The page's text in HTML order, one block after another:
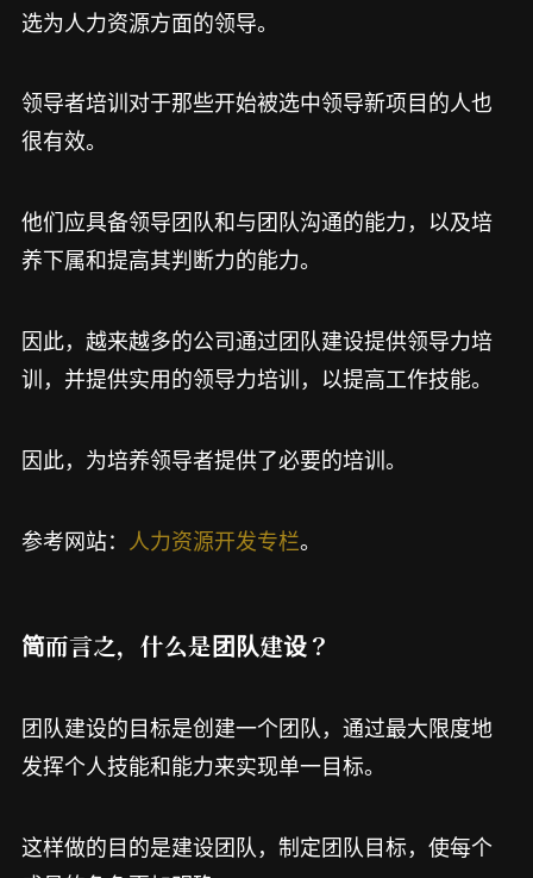
选为人力资源方面的领导。
领导者培训对于那些开始被选中领导新项目的人也
很有效。
他们应具备领导团队和与团队沟通的能力，以及培
养下属和提高其判断力的能力。
因此，越来越多的公司通过团队建设提供领导力培
训，并提供实用的领导力培训，以提高工作技能。
因此，为培养领导者提供了必要的培训。
参考网站： 人力资源开发专栏。
简而言之，什么是团队建设？
团队建设的目标是创建一个团队，通过最大限度地
发挥个人技能和能力来实现单一目标。
这样做的目的是建设团队，制定团队目标，使每个